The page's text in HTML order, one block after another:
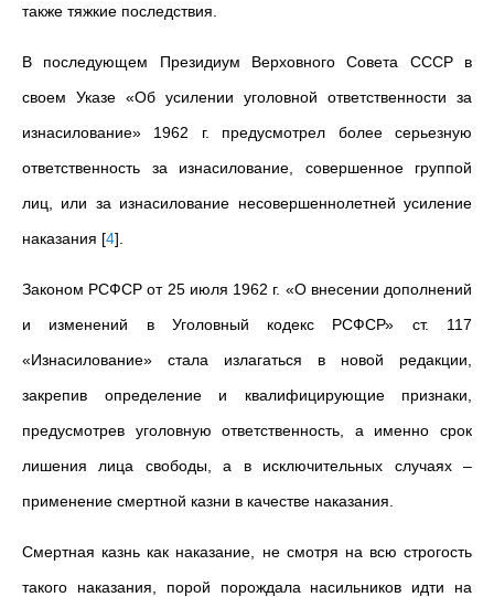
также тяжкие последствия.
В последующем Президиум Верховного Совета СССР в
своем Указе «Об усилении уголовной ответственности за
изнасилование» 1962 г. предусмотрел более серьезную
ответственность за изнасилование, совершенное группой
лиц, или за изнасилование несовершеннолетней усиление
наказания [4]
Законом РСФСР от 25 июля 1962 г. «О внесении дополнений
и изменений в Уголовный кодекс РСФСР» ст. 117
«Изнасилование» стала излагаться в новой редакции,
закрепив определение и квалифицирующие признаки,
предусмотрев уголовную ответственность, а именно срок
лишения лица свободы, а в исключительных случаях –
применение смертной казни в качестве наказания.
Смертная казнь как наказание, не смотря на всю строгость
такого наказания, порой порождала насильников идти на